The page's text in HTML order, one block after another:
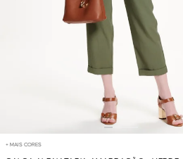
+ MAIS CORES